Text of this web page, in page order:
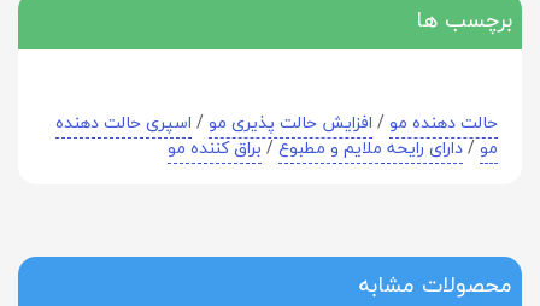
برچسب ها
حالت دهنده مو/ افزایش حالت پذیری مو/ اسپری حالت دهنده
مو/دارای رایحه ملایم و مطبوع/ براق کننده مو
محصولات مشابه